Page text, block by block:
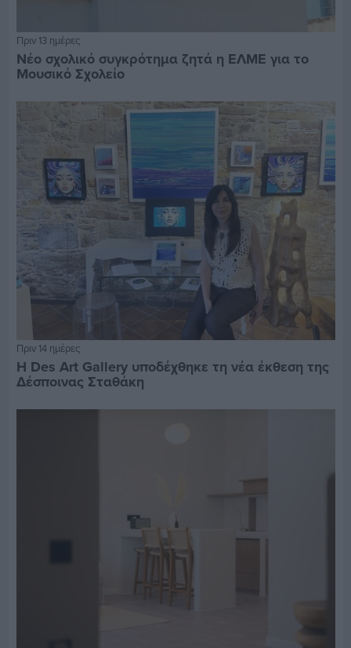
Πριν 13 ημέρες
Νέο σχολικό συγκρότημα ζητά η ΕΛΜΕ για το
Μουσικό Σχολείο
Πριν 14 ημέρες
Η Des Art Gallery υποδέχθηκε τη νέα έκθεση της
Δέσποινας Σταθάκη